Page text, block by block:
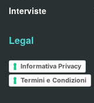
Interviste
Legal
Informativa Privacy
Termini e Condizioni